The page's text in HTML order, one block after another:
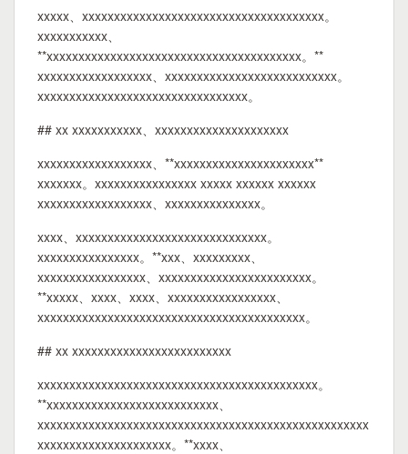
xxxxx、xxxxxxxxxxxxxxxxxxxxxxxxxxxxxxxxxxxxxx。
xxxxxxxxxxx、
**xxxxxxxxxxxxxxxxxxxxxxxxxxxxxxxxxxxxxxxx。**
xxxxxxxxxxxxxxxxxx、xxxxxxxxxxxxxxxxxxxxxxxxxxx。
xxxxxxxxxxxxxxxxxxxxxxxxxxxxxxxxx。
## xx xxxxxxxxxxx、xxxxxxxxxxxxxxxxxxxxx
xxxxxxxxxxxxxxxxxx、**xxxxxxxxxxxxxxxxxxxxxx**
xxxxxxx。xxxxxxxxxxxxxxxx xxxxx xxxxxx xxxxxx
xxxxxxxxxxxxxxxxxx、xxxxxxxxxxxxxxx。
xxxx、xxxxxxxxxxxxxxxxxxxxxxxxxxxxxx。
xxxxxxxxxxxxxxxx。**xxx、xxxxxxxxx、
xxxxxxxxxxxxxxxxx、xxxxxxxxxxxxxxxxxxxxxxxx。
**xxxxx、xxxx、xxxx、xxxxxxxxxxxxxxxxx、
xxxxxxxxxxxxxxxxxxxxxxxxxxxxxxxxxxxxxxxxxx。
## xx xxxxxxxxxxxxxxxxxxxxxxxxx
xxxxxxxxxxxxxxxxxxxxxxxxxxxxxxxxxxxxxxxxxxxx。
**xxxxxxxxxxxxxxxxxxxxxxxxxxx、
xxxxxxxxxxxxxxxxxxxxxxxxxxxxxxxxxxxxxxxxxxxxxxxxxxxx
xxxxxxxxxxxxxxxxxxxxx。**xxxx、